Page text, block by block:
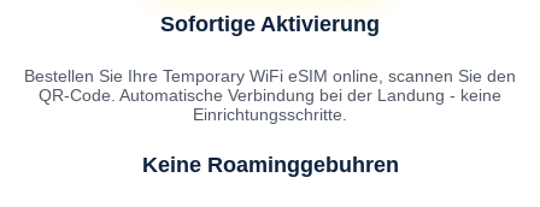
Sofortige Aktivierung
Bestellen Sie Ihre Temporary WiFi eSIM online, scannen Sie den
QR-Code. Automatische Verbindung bei der Landung - keine
Einrichtungsschritte.
Keine Roaminggebuhren